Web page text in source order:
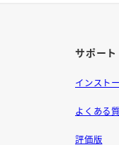
サポート
インスト
よくある
評価版